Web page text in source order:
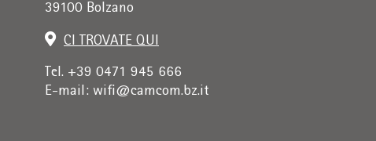
39100 Bolzano
CI TROVATE QUI
Tel. +39 0471 945 666
E-mail: wifi@camcom.bz.it